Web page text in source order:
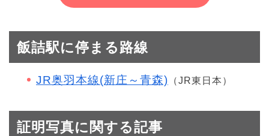
飯詰駅に停まる路線
JR奥羽本線(新庄～青森) （JR東日本）
証明写真に関する記事